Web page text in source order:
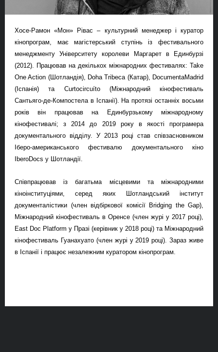
Хосе-Рамон «Мон» Рівас – культурний менеджер і куратор
кінопрограм, має магістерський ступінь із фестивального
менеджменту Університету королеви Маргарет в Единбурзі
(2012). Працював на декількох міжнародних фестивалях: Take
One Action (Шотландія), Doha Tribeca (Катар), DocumentaMadrid
(Іспанія) та Curtocircuíto (Міжнародний кінофестиваль
Сантьяго-де-Компостела в Іспанії). На протязі останніх восьми
років він працював на Единбурзькому міжнародному
кінофестивалі; з 2014 до 2019 року в якості програмера
документального відділу. У 2013 році став співзасновником
Іберо-американського фестивалю документального кіно
IberoDocs у Шотландії.
Співпрацював із багатьма місцевими та міжнародними
кіноінституціями, серед яких Шотландський інститут
документалістики (член відбіркової комісії Bridging the Gap),
Міжнародний кінофестиваль в Оренсе (член журі у 2017 році),
East Doc Platform у Празі (керівник у 2018 році) та Міжнародний
кінофестиваль Гуанахуато (член журі у 2019 році). Зараз живе
в Іспанії і працює незалежним куратором кінопрограм.